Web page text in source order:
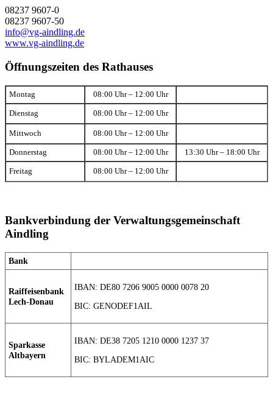
08237 9607-0
08237 9607-50
info@vg-aindling.de
www.vg-aindling.de
Öffnungszeiten des Rathauses
Montag 08:00 Uhr – 12:00 Uhr
Dienstag 08:00 Uhr – 12:00 Uhr
Mittwoch 08:00 Uhr – 12:00 Uhr
Donnerstag 08:00 Uhr – 12:00 Uhr 13:30 Uhr – 18:00 Uhr
Freitag 08:00 Uhr – 12:00 Uhr
Bankverbindung der Verwaltungsgemeinschaft
Aindling
Bank
Raiffeisenbank
Lech-Donau
IBAN: DE80 7206 9005 0000 0078 20
BIC: GENODEF1AIL
Sparkasse
Altbayern
IBAN: DE38 7205 1210 0000 1237 37
BIC: BYLADEM1AIC